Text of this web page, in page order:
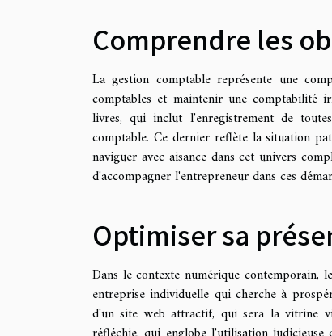
Comprendre les
La gestion comptable représente une
comptables et maintenir une comptabilité
livres, qui inclut l'enregistrement de
comptable. Ce dernier reflète la situation
naviguer avec aisance dans cet univers
d'accompagner l'entrepreneur dans ces
Optimiser sa
Dans le contexte numérique
entreprise individuelle qui cherche à
d'un site web attractif, qui sera la vitrine